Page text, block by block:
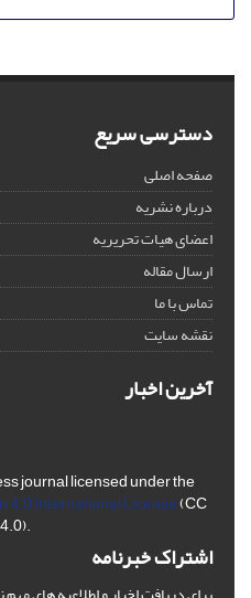
دسترسی سریع
صفحه اصلی
درباره نشریه
اعضای هیات تحریریه
ارسال مقاله
تماس با ما
نقشه سایت
آخرین اخبار
journal licensed under the
4.0 International License(CC
اشتراک خبرنامه